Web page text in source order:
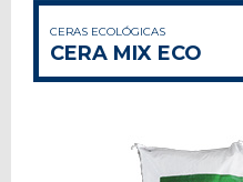
CERAS ECOLÓGICAS
CERA MIX ECO